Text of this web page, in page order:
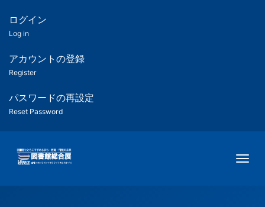
ツ
匿
名
ユ
ー
ー
用
メ
ログイン
Log in
アカウントの登録
Register
パスワードの再設定
Reset Password